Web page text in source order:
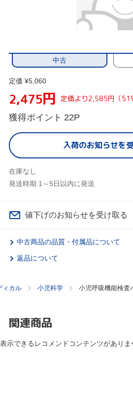
中古
定価 ¥5,060
2,475円 定価より2,585円（
獲得ポイント 22P
入荷のお知らせを
在庫なし
発送時期 1～5日以内に発送
値下げのお知らせを受け取る
中古商品の品質・付属品について
返品について
ィカル 小児科学 小児呼吸機能検査
関連商品
表示できるレコメンドコンテンツがありま